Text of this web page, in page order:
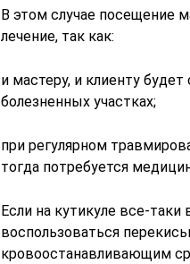
В этом случае посещение
лечение, так как:
и мастеру, и клиенту
болезненных участках;
при регулярном
тогда потребуется
Если на кутикуле все-таки
воспользоваться
кровоостанавливающим